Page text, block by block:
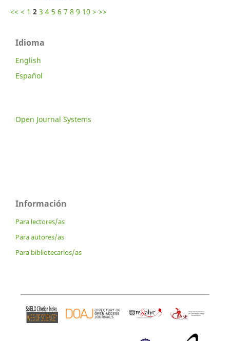
<< < 1 2 3 4 5 6 7 8 9 10 > >>
Idioma
English
Español
Open Journal Systems
Información
Para lectores/as
Para autores/as
Para bibliotecarios/as